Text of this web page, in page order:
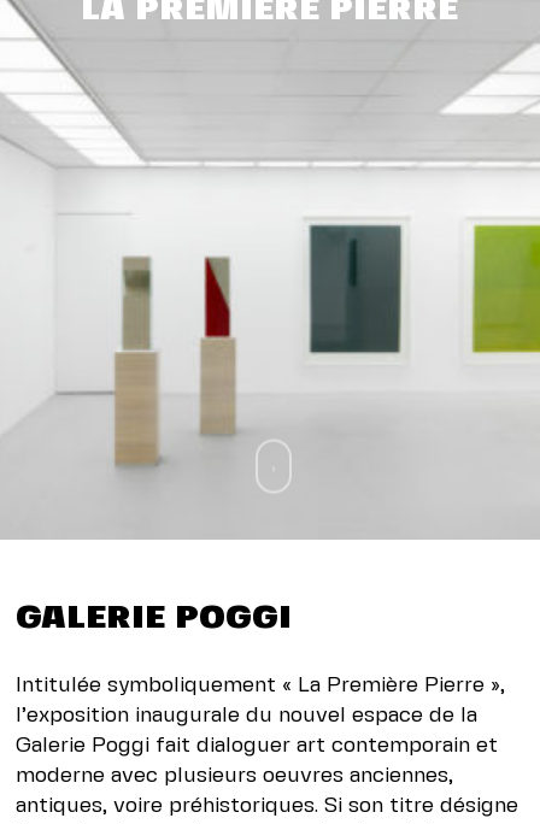
LA PREMIÈRE PIERRE
GALERIE POGGI
Intitulée symboliquement « La Première Pierre »,
l’exposition inaugurale du nouvel espace de la
Galerie Poggi fait dialoguer art contemporain et
moderne avec plusieurs oeuvres anciennes,
antiques, voire préhistoriques. Si son titre désigne